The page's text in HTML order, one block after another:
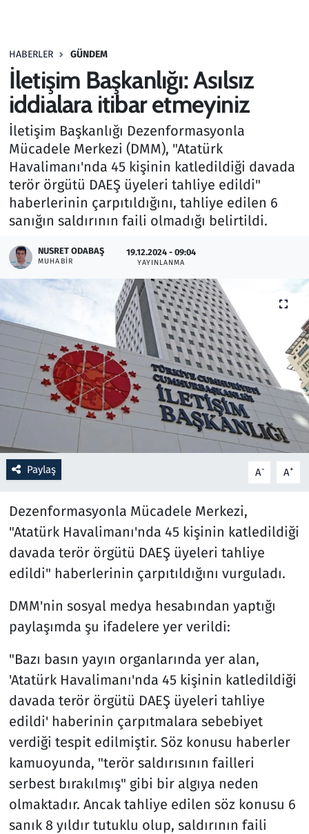
HABERLER GÜNDEM
İletişim Başkanlığı: Asılsız
iddialara itibar etmeyiniz
İletişim Başkanlığı Dezenformasyonla
Mücadele Merkezi (DMM), "Atatürk
Havalimanı'nda 45 kişinin katledildiği davada
terör örgütü DAEŞ üyeleri tahliye edildi"
haberlerinin çarpıtıldığını, tahliye edilen 6
sanığın saldırının faili olmadığı belirtildi.
NUSRET ODABAŞ
MUHABIR
19.12.2024 - 09:04
YAYINLANMA
Paylaş A- A+
Dezenformasyonla Mücadele Merkezi,
"Atatürk Havalimanı'nda 45 kişinin katledildiği
davada terör örgütü DAEŞ üyeleri tahliye
edildi" haberlerinin çarpıtıldığını vurguladı.
DMM'nin sosyal medya hesabından yaptığı
paylaşımda şu ifadelere yer verildi:
"Bazı basın yayın organlarında yer alan,
'Atatürk Havalimanı'nda 45 kişinin katledildiği
davada terör örgütü DAEŞ üyeleri tahliye
edildi' haberinin çarpıtmalara sebebiyet
verdiği tespit edilmiştir. Söz konusu haberler
kamuoyunda, "terör saldırısının failleri
serbest bırakılmış" gibi bir algıya neden
olmaktadır. Ancak tahliye edilen söz konusu 6
sanık 8 yıldır tutuklu olup, saldırının faili
Haber
Kültür Sanat
Kurumsal Haberler
Lezzet Durağı
Memur ve Kamu
Resmi İlanlar
Rüya Tabirleri
Sağlık
Savunma Sanayi
Seçim 2023
Spor
Teknoloji ve Bilim